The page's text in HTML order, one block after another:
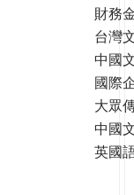
財務
台灣
中國
國際
大眾
中國
英國